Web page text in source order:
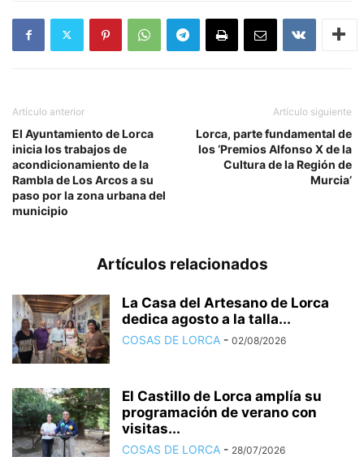
Artículo anterior
El Ayuntamiento de Lorca
inicia los trabajos de
acondicionamiento de la
Rambla de Los Arcos a su
paso por la zona urbana del
municipio
Artículo siguiente
Lorca, parte fundamental de
los ‘Premios Alfonso X de la
Cultura de la Región de
Murcia’
Artículos relacionados
La Casa del Artesano de Lorca
dedica agosto a la talla...
COSAS DE LORCA - 02/08/2026
El Castillo de Lorca amplía su
programación de verano con
visitas...
COSAS DE LORCA - 28/07/2026